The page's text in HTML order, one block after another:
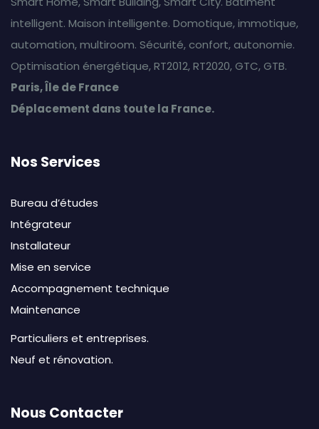
intelligent. Maison intelligente. Domotique, immotique,
automation, multiroom. Sécurité, confort, autonomie.
Optimisation énergétique, RT2012, RT2020, GTC, GTB.
Paris, Île de France
Déplacement dans toute la France.
Nos Services
Bureau d’études
Intégrateur
Installateur
Mise en service
Accompagnement technique
Maintenance
Particuliers et entreprises.
Neuf et rénovation.
Nous Contacter